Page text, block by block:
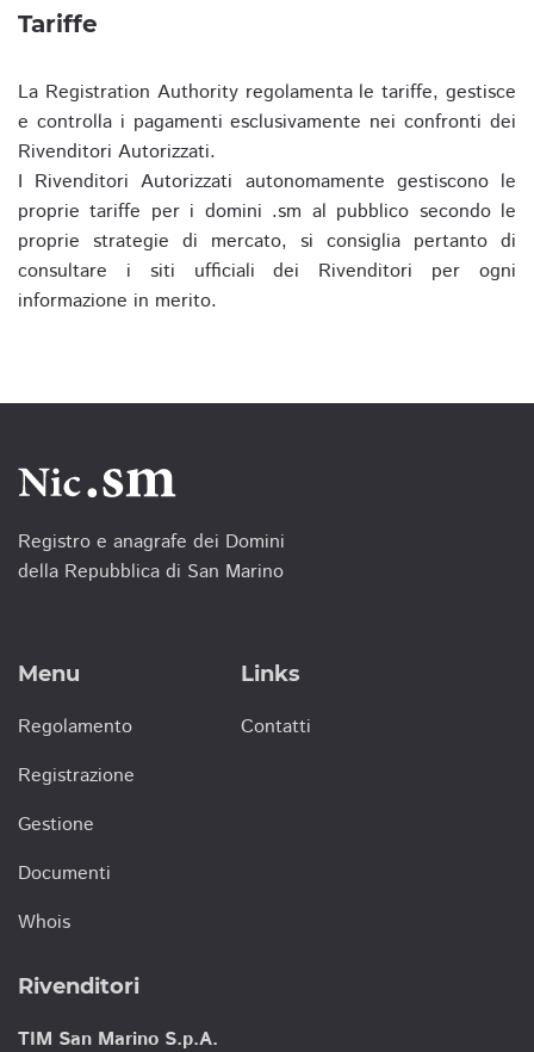
Tariffe
La Registration Authority regolamenta le tariffe, gestisce
e controlla i pagamenti esclusivamente nei confronti dei
Rivenditori Autorizzati.
I Rivenditori Autorizzati autonomamente gestiscono le
proprie tariffe per i domini .sm al pubblico secondo le
proprie strategie di mercato, si consiglia pertanto di
consultare i siti ufficiali dei Rivenditori per ogni
informazione in merito.
Registro e anagrafe dei Domini
della Repubblica di San Marino
Menu
Regolamento
Registrazione
Gestione
Documenti
Whois
Links
Contatti
Rivenditori
TIM San Marino S.p.A.